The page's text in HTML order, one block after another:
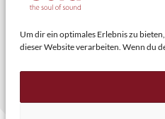
Um dir ein optimales Erlebnis zu
dieser Website verarbeiten. Wenn du